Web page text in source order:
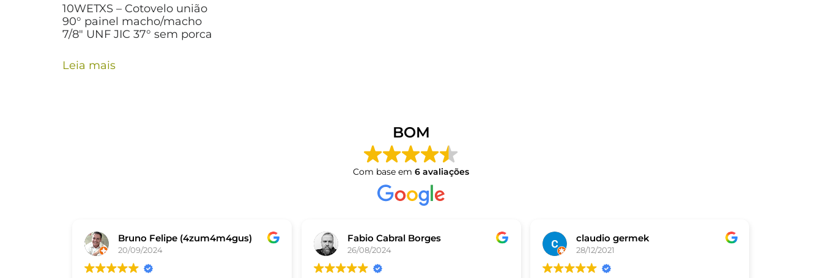
10WETXS – Cotovelo união
90° painel macho/macho
7/8″ UNF JIC 37° sem porca
Leia mais
BOM
Com base em 6 avaliações
Bruno Felipe (4zum4m4gus)
20/09/2024
Fabio Cabral Borges
26/08/2024
claudio germek
28/12/2021